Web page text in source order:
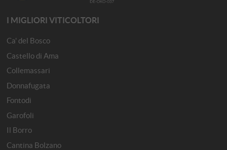
I MIGLIORI VITICOLTORI
Ca' del Bosco
Castello di Ama
Collemassari
Donnafugata
Fontodi
Garofoli
Il Borro
Cantina Bolzano